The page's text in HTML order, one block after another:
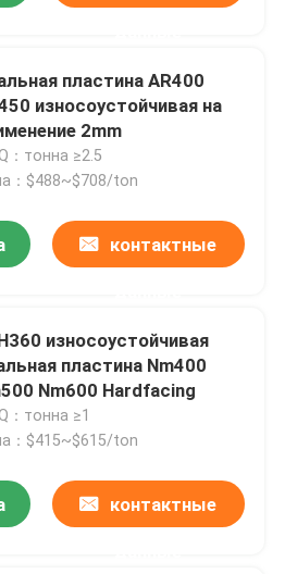
пластина AR400
износоустойчивая на
2mm
：тонна ≥2.5
：$488~$708/ton
контактные
износоустойчивая
пластина Nm400
Nm600 Hardfacing
：тонна ≥1
：$415~$615/ton
контактные